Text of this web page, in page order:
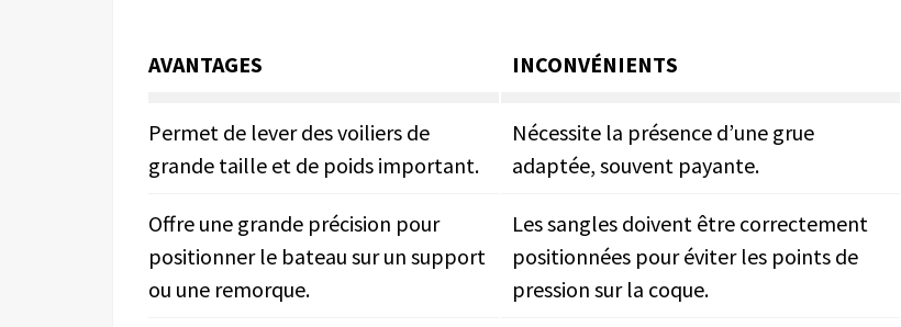
AVANTAGES INCONVÉNIENTS
Permet de lever des voiliers de
grande taille et de poids important.
Nécessite la présence d’une grue
adaptée, souvent payante.
Offre une grande précision pour
positionner le bateau sur un support
ou une remorque.
Les sangles doivent être correctement
positionnées pour éviter les points de
pression sur la coque.